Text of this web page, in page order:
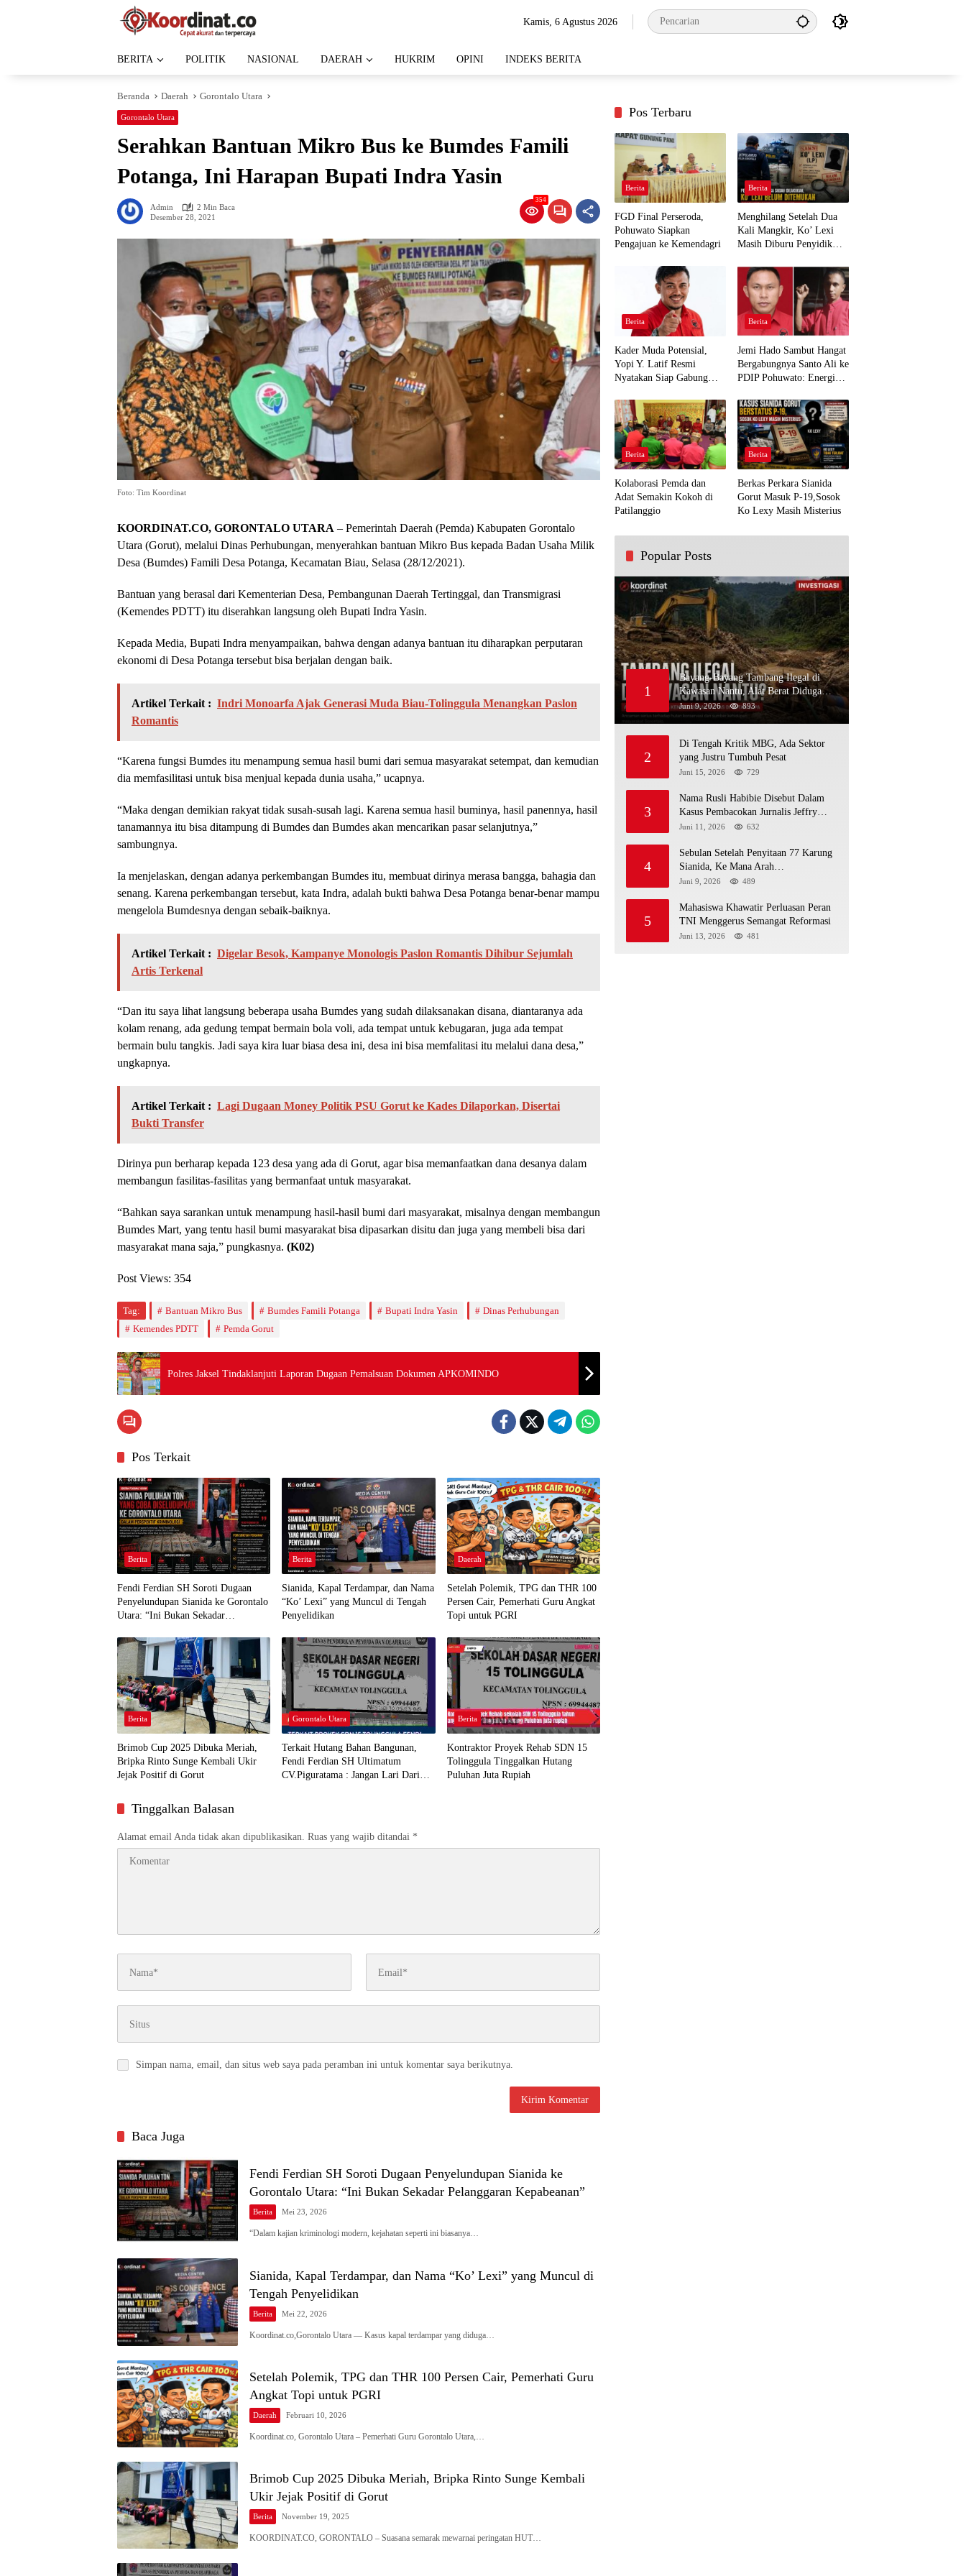
Kamis, 6 Agustus 2026
BERITA POLITIK NASIONAL DAERAH HUKRIM OPINI INDEKS BERITA
Beranda Daerah Gorontalo Utara
Gorontalo Utara
Serahkan Bantuan Mikro Bus ke Bumdes Famili
Potanga, Ini Harapan Bupati Indra Yasin
Admin
2 Min Baca
Desember 28, 2021
354
Foto: Tim Koordinat
KOORDINAT.CO, GORONTALO UTARA – Pemerintah Daerah (Pemda) Kabupaten Gorontalo
Utara (Gorut), melalui Dinas Perhubungan, menyerahkan bantuan Mikro Bus kepada Badan Usaha Milik
Desa (Bumdes) Famili Desa Potanga, Kecamatan Biau, Selasa (28/12/2021).
Bantuan yang berasal dari Kementerian Desa, Pembangunan Daerah Tertinggal, dan Transmigrasi
(Kemendes PDTT) itu diserahkan langsung oleh Bupati Indra Yasin.
Kepada Media, Bupati Indra menyampaikan, bahwa dengan adanya bantuan itu diharapkan perputaran
ekonomi di Desa Potanga tersebut bisa berjalan dengan baik.
Artikel Terkait : Indri Monoarfa Ajak Generasi Muda Biau-Tolinggula Menangkan Paslon
Romantis
“Karena fungsi Bumdes itu menampung semua hasil bumi dari semua masyarakat setempat, dan kemudian
dia memfasilitasi untuk bisa menjual kepada dunia usaha,” ucapnya.
“Maka dengan demikian rakyat tidak susah-susah lagi. Karena semua hasil buminya, hasil panennya, hasil
tanamannya itu bisa ditampung di Bumdes dan Bumdes akan mencarikan pasar selanjutnya,”
sambungnya.
Ia menjelaskan, dengan adanya perkembangan Bumdes itu, membuat dirinya merasa bangga, bahagia dan
senang. Karena perkembangan tersebut, kata Indra, adalah bukti bahwa Desa Potanga benar-benar mampu
mengelola Bumdesnya dengan sebaik-baiknya.
Artikel Terkait : Digelar Besok, Kampanye Monologis Paslon Romantis Dihibur Sejumlah
Artis Terkenal
“Dan itu saya lihat langsung beberapa usaha Bumdes yang sudah dilaksanakan disana, diantaranya ada
kolam renang, ada gedung tempat bermain bola voli, ada tempat untuk kebugaran, juga ada tempat
bermain bulu tangkis. Jadi saya kira luar biasa desa ini, desa ini bisa memfalitasi itu melalui dana desa,”
ungkapnya.
Artikel Terkait : Lagi Dugaan Money Politik PSU Gorut ke Kades Dilaporkan, Disertai
Bukti Transfer
Dirinya pun berharap kepada 123 desa yang ada di Gorut, agar bisa memanfaatkan dana desanya dalam
membangun fasilitas-fasilitas yang bermanfaat untuk masyarakat.
“Bahkan saya sarankan untuk menampung hasil-hasil bumi dari masyarakat, misalnya dengan membangun
Bumdes Mart, yang tentu hasil bumi masyarakat bisa dipasarkan disitu dan juga yang membeli bisa dari
masyarakat mana saja,” pungkasnya. (K02)
Post Views: 354
Tag: Bantuan Mikro Bus Bumdes Famili Potanga Bupati Indra Yasin
Dinas Perhubungan
Kemendes PDTT
Pemda Gorut
Polres Jaksel Tindaklanjuti Laporan Dugaan Pemalsuan Dokumen APKOMINDO
Pos Terkait
Berita
Fendi Ferdian SH Soroti Dugaan
Penyelundupan Sianida ke Gorontalo
Utara: “Ini Bukan Sekadar
Berita
Sianida, Kapal Terdampar, dan Nama
“Ko’ Lexi” yang Muncul di Tengah
Penyelidikan
Daerah
Setelah Polemik, TPG dan THR 100
Persen Cair, Pemerhati Guru Angkat
Topi untuk PGRI
Berita
Brimob Cup 2025 Dibuka Meriah,
Bripka Rinto Sunge Kembali Ukir
Jejak Positif di Gorut
Gorontalo Utara
Terkait Hutang Bahan Bangunan,
Fendi Ferdian SH Ultimatum
CV.Piguratama : Jangan Lari Dari
Berita
Kontraktor Proyek Rehab SDN 15
Tolinggula Tinggalkan Hutang
Puluhan Juta Rupiah
Tinggalkan Balasan
Alamat email Anda tidak akan dipublikasikan. Ruas yang wajib ditandai *
Simpan nama, email, dan situs web saya pada peramban ini untuk komentar saya berikutnya.
Baca Juga
Fendi Ferdian SH Soroti Dugaan Penyelundupan Sianida ke
Gorontalo Utara: “Ini Bukan Sekadar Pelanggaran Kepabeanan”
Berita Mei 23, 2026
“Dalam kajian kriminologi modern, kejahatan seperti ini biasanya…
Sianida, Kapal Terdampar, dan Nama “Ko’ Lexi” yang Muncul di
Tengah Penyelidikan
Berita Mei 22, 2026
Koordinat.co,Gorontalo Utara — Kasus kapal terdampar yang diduga…
Setelah Polemik, TPG dan THR 100 Persen Cair, Pemerhati Guru
Angkat Topi untuk PGRI
Daerah Februari 10, 2026
Koordinat.co, Gorontalo Utara – Pemerhati Guru Gorontalo Utara,…
Brimob Cup 2025 Dibuka Meriah, Bripka Rinto Sunge Kembali
Ukir Jejak Positif di Gorut
Berita November 19, 2025
KOORDINAT.CO, GORONTALO – Suasana semarak mewarnai peringatan HUT…
Pos Terbaru
Berita
FGD Final Perseroda,
Pohuwato Siapkan
Pengajuan ke Kemendagri
Berita
Menghilang Setelah Dua
Kali Mangkir, Ko’ Lexi
Masih Diburu Penyidik
Berita
Kader Muda Potensial,
Yopi Y. Latif Resmi
Nyatakan Siap Gabung
Demi Kawal Aspirasi Bumi
Panua
Berita
Jemi Hado Sambut Hangat
Bergabungnya Santo Ali ke
PDIP Pohuwato: Energi
Rakyat
Berita
Kolaborasi Pemda dan
Adat Semakin Kokoh di
Patilanggio
Berita
Berkas Perkara Sianida
Gorut Masuk P-19,Sosok
Ko Lexy Masih Misterius
Popular Posts
1
Bayang-Bayang Tambang Ilegal di
Kawasan Nantu, Alat Berat Diduga
Kembali Menembus Hutan Sapa
Juni 9, 2026 893
2
Di Tengah Kritik MBG, Ada Sektor
yang Justru Tumbuh Pesat
Juni 15, 2026 729
3
Nama Rusli Habibie Disebut Dalam
Kasus Pembacokan Jurnalis Jeffry
Rumampuk
Juni 11, 2026 632
4
Sebulan Setelah Penyitaan 77 Karung
Sianida, Ke Mana Arah
Penyidikannya?
Juni 9, 2026 489
5
Mahasiswa Khawatir Perluasan Peran
TNI Menggerus Semangat Reformasi
Juni 13, 2026 481